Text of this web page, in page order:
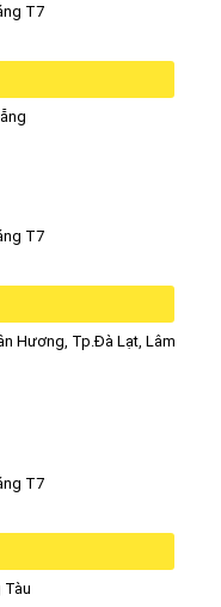
T7
T7
Hương, Tp.Đà Lạt, Lâm
T7
Tàu